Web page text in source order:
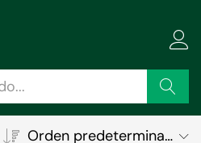
Buscar
Orden predeterminado